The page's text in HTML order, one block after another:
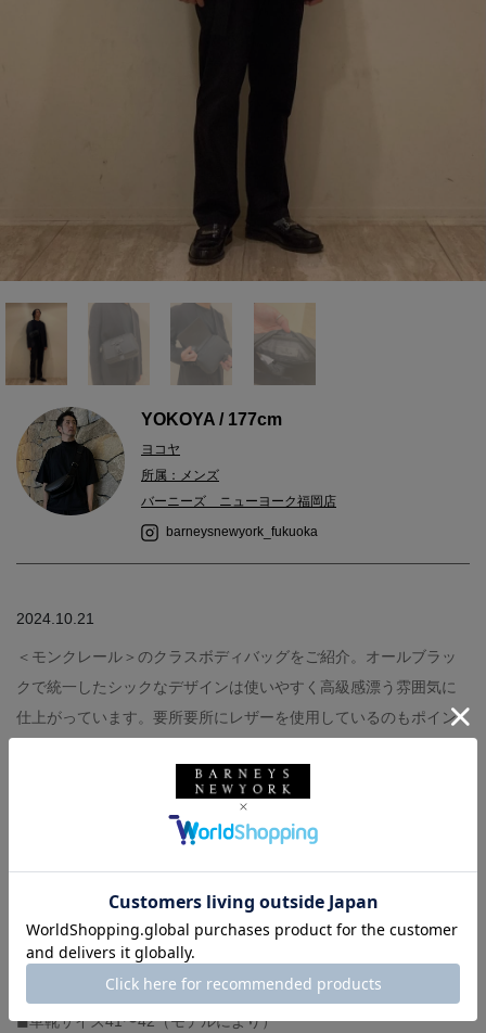
YOKOYA / 177cm
ヨコヤ
所属：メンズ
バーニーズ ニューヨーク福岡店
barneysnewyork_fukuoka
2024.10.21
＜モンクレール＞のクラスボディバッグをご紹介。オールブラッ
クで統一したシックなデザインは使いやすく高級感漂う雰囲気に
仕上がっています。要所要所にレザーを使用しているのもポイン
-スタッフ体型-
◼︎身長177センチ、体重71キロ
◼︎撫で肩
◼︎イタリアサイズ48（モデルにより）
◼︎革靴サイズ41〜42（モデルにより）